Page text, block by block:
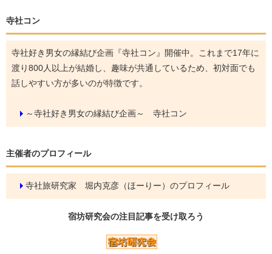
寺社コン
寺社好き男女の縁結び企画『寺社コン』開催中。これまで17年に
渡り800人以上が結婚し、趣味が共通しているため、初対面でも
話しやすい方が多いのが特徴です。
～寺社好き男女の縁結び企画～ 寺社コン
主催者のプロフィール
寺社旅研究家 堀内克彦（ほーりー）のプロフィール
宿坊研究会の注目記事を受け取ろう